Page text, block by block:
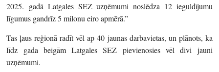
2025. gadā Latgales SEZ uzņēmumi noslēdza 12 ieguldījumu
līgumus gandrīz 5 milonu eiro apmērā.”
Tas ļaus reģionā radīt vēl ap 40 jaunas darbavietas, un plānots, ka
līdz gada beigām Latgales SEZ pievienosies vēl divi jauni
uzņēmumi.